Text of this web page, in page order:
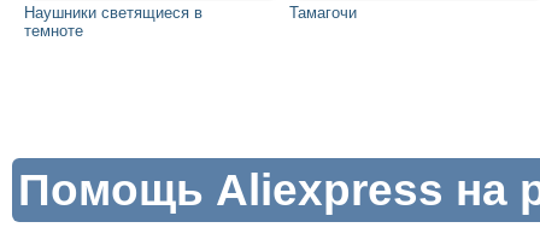
Наушники светящиеся в
темноте
Тамагочи
Помощь Aliexpress на